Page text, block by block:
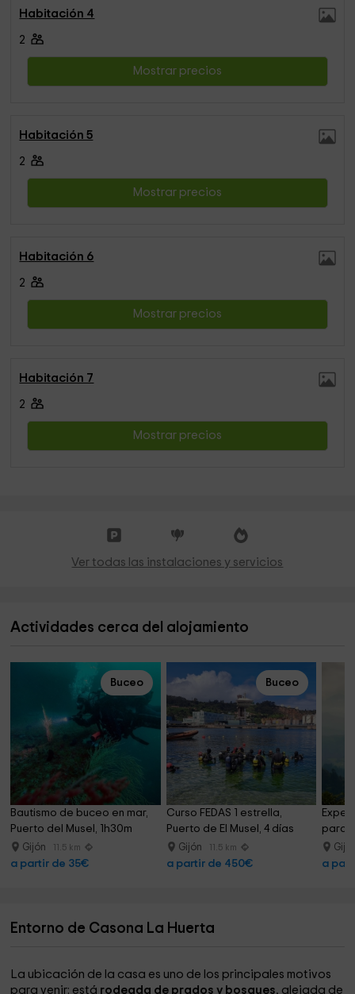
Habitación 4
2
Mostrar precios
Habitación 5
2
Mostrar precios
Habitación 6
2
Mostrar precios
Habitación 7
2
Mostrar precios
Ver todas las instalaciones y servicios
Actividades cerca del alojamiento
Buceo
Bautismo de buceo en mar,
Puerto del Musel, 1h30m
Gijón 11.5 km
a partir de 35€
Buceo
Curso FEDAS 1 estrella,
Puerto de El Musel, 4 días
Gijón 11.5 km
a partir de 450€ a
Entorno de Casona La Huerta
La ubicación de la casa es uno de los principales motivos
para venir: está rodeada de prados y bosques, alejada de